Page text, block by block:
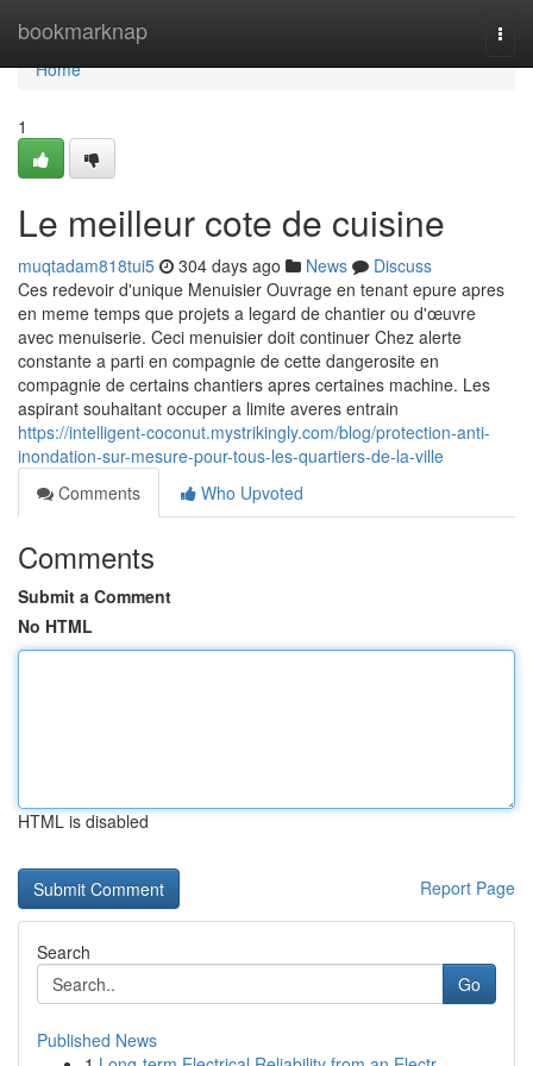
bookmarknap
Home
Home
1
Le meilleur cote de cuisine
muqtadam818tui5 304 days ago News
Discuss
Ces redevoir d'unique Menuisier Ouvrage en tenant epure apres
en meme temps que projets a legard de chantier ou d'œuvre
avec menuiserie. Ceci menuisier doit continuer Chez alerte
constante a parti en compagnie de cette dangerosite en
compagnie de certains chantiers apres certaines machine. Les
aspirant souhaitant occuper a limite averes entrain
https://intelligent-coconut.mystrikingly.com/blog/protection-anti-
inondation-sur-mesure-pour-tous-les-quartiers-de-la-ville
Comments
Who Upvoted
Comments
Submit a Comment
No HTML
HTML is disabled
Report Page
Search
Go
Published News